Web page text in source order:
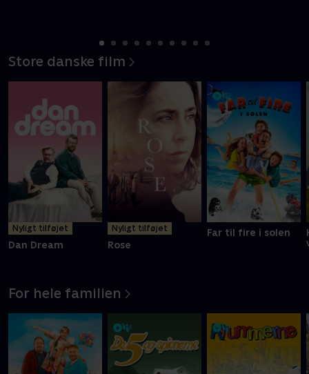
Store danske film
Nyligt tilføjet
Dan Dream
Nyligt tilføjet
Rose
Far til fire i solen
For hele familien